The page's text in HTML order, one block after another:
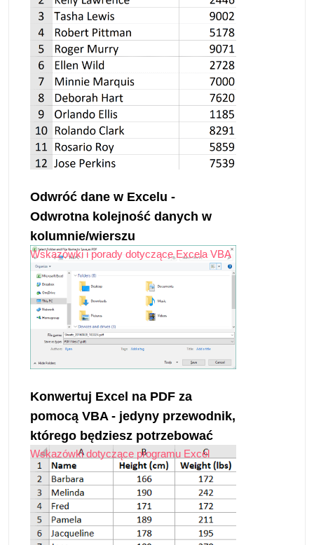
Odwróć dane w Excelu -
Odwrotna kolejność danych w
kolumnie/wierszu
Wskazówki i porady dotyczące Excela VBA
Konwertuj Excel na PDF za
pomocą VBA - jedyny przewodnik,
którego będziesz potrzebować
Wskazówki dotyczące programu Excel